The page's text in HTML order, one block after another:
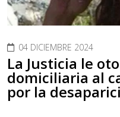
04 DICIEMBRE 2024
La Justicia le
domiciliaria al
por la